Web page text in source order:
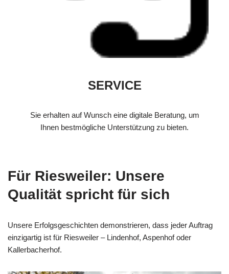
SERVICE
Sie erhalten auf Wunsch eine digitale Beratung, um
Ihnen bestmögliche Unterstützung zu bieten.
Für Riesweiler: Unsere
Qualität spricht für sich
Unsere Erfolgsgeschichten demonstrieren, dass jeder Auftrag
einzigartig ist für Riesweiler – Lindenhof, Aspenhof oder
Kallerbacherhof.